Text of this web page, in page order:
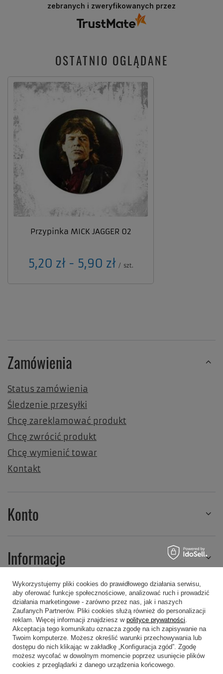
jak Ty. Z pozdrowieniami, obsługa sklepu.
zebranych i zweryfikowanych przez
OSTATNIO OGLĄDANE
Przypinka MICK JAGGER 02
od
5,20 zł - do
5,90 zł / szt.
Zamówienia
Status zamówienia
Śledzenie przesyłki
Chcę zareklamować produkt
Chcę zwrócić produkt
Chcę wymienić towar
Kontakt
Konto
Informacje
Regulaminy
607 605 505 kropa@kropa.pl
Wykorzystujemy pliki cookies do prawidłowego działania serwisu,
aby oferować funkcje społecznościowe, analizować ruch i prowadzić
działania marketingowe - zarówno przez nas, jak i naszych
Zaufanych Partnerów. Pliki cookies służą również do personalizacji
reklam. Więcej informacji znajdziesz w polityce prywatności.
Akceptacja tego komunikatu oznacza zgodę na ich zapisywanie na
Twoim komputerze. Możesz określić warunki przechowywania lub
dostępu do nich klikając w zakładkę „Konfiguracja zgód”. Zgodę
możesz wycofać w dowolnym momencie poprzez usunięcie plików
cookies z przeglądarki z danego urządzenia końcowego.